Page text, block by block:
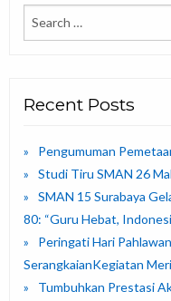
Recent Posts
Pengumuman
Studi Tiru SMAN 26
SMAN 15 Surabaya
80: “Guru Hebat,
Peringati Hari
SerangkaianKegiatan
Tumbuhkan Prestasi